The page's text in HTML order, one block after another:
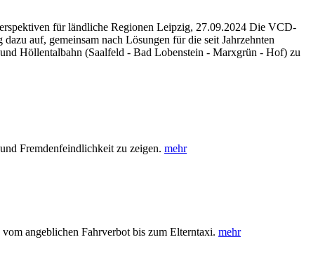
für ländliche Regionen Leipzig, 27.09.2024 Die VCD-
auf, gemeinsam nach Lösungen für die seit Jahrzehnten
Höllentalbahn (Saalfeld - Bad Lobenstein - Marxgrün - Hof) zu
Fremdenfeindlichkeit zu zeigen. mehr
angeblichen Fahrverbot bis zum Elterntaxi. mehr